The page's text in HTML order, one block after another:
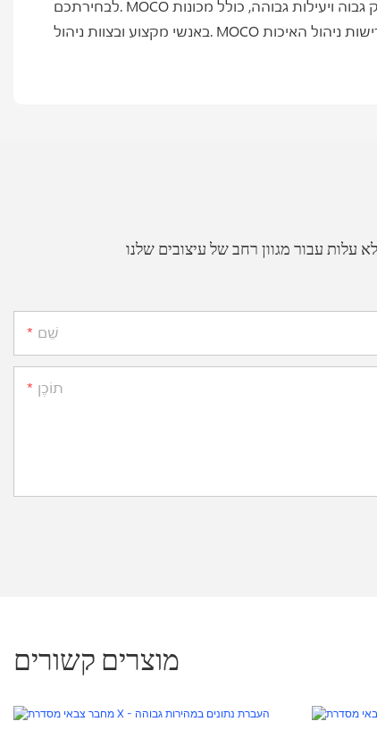
לבחירתכם. MOCO ייבאה ציוד עיבוד מקצועי מודרני בדיוק גבוה ויעילות גבוהה, כולל מכונות STAR CNC שיובאו מיפן, מכונת מיון אופטית למגע, מכונת הזרקה ומכונת ליטוש, ומצוידת
שֵׁם
תוֹכֶן
מוצרים קשורים